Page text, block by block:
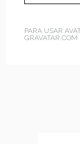
PARA USAR
GRAVATAR.COM